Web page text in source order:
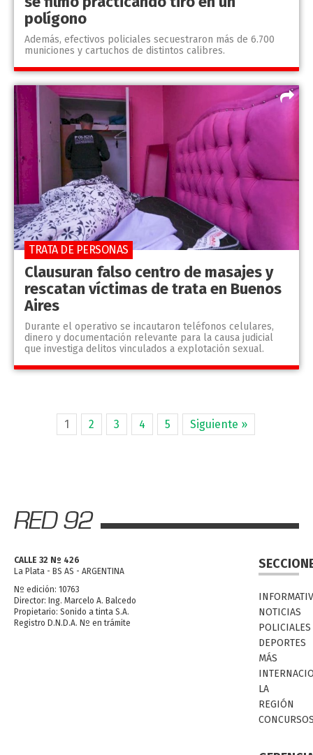
polígono
Además, efectivos policiales secuestraron más de 6.700
municiones y cartuchos de distintos calibres.
Clausuran falso centro de masajes y
rescatan víctimas de trata en Buenos
Aires
Durante el operativo se incautaron teléfonos celulares,
dinero y documentación relevante para la causa judicial
que investiga delitos vinculados a explotación sexual.
TRATA DE PERSONAS
1 2 3 4 5 Siguiente »
CALLE 32 Nº 426
La Plata - BS AS - ARGENTINA
Nº edición: 10763
Director: Ing. Marcelo A. Balcedo
Propietario: Sonido a tinta S.A.
Registro D.N.D.A. Nº en trámite
NOTICIAS
POLICIALES
DEPORTES
MÁS
LA
REGIÓN